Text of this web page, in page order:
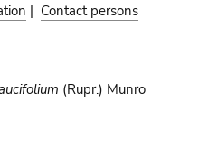
| Contact persons
(Rupr.) Munro